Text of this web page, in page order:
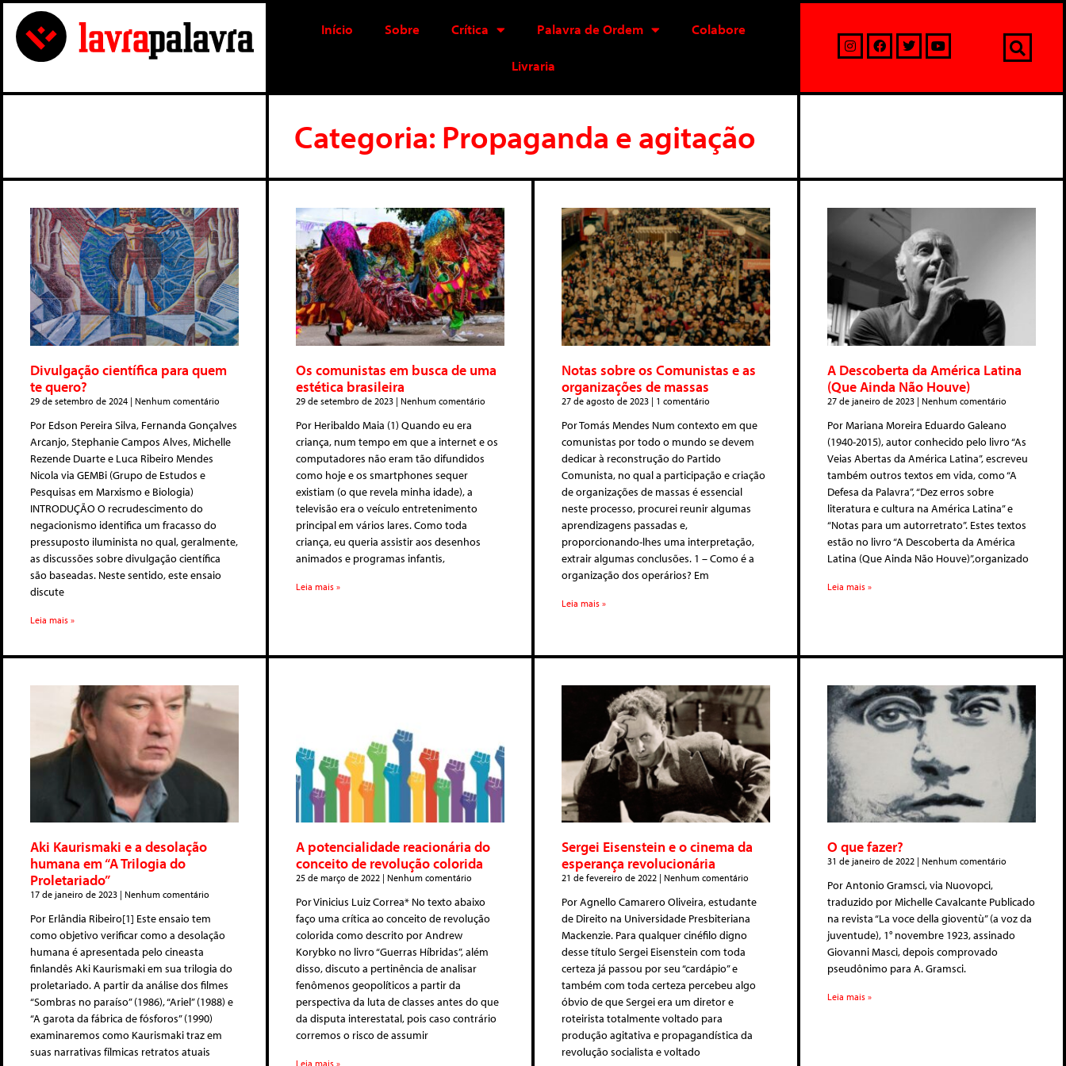
Início Sobre Crítica Palavra de Ordem Colabore
Livraria
Categoria: Propaganda e agitação
Divulgação científica para quem
te quero?
29 de setembro de 2024 Nenhum comentário
Por Edson Pereira Silva, Fernanda Gonçalves
Arcanjo, Stephanie Campos Alves, Michelle
Rezende Duarte e Luca Ribeiro Mendes
Nicola via GEMBi (Grupo de Estudos e
Pesquisas em Marxismo e Biologia)
INTRODUÇÃO O recrudescimento do
negacionismo identifica um fracasso do
pressuposto iluminista no qual, geralmente,
as discussões sobre divulgação científica
são baseadas. Neste sentido, este ensaio
discute
Leia mais »
Os comunistas em busca de uma
estética brasileira
29 de setembro de 2023 Nenhum comentário
Por Heribaldo Maia (1) Quando eu era
criança, num tempo em que a internet e os
computadores não eram tão difundidos
como hoje e os smartphones sequer
existiam (o que revela minha idade), a
televisão era o veículo entretenimento
principal em vários lares. Como toda
criança, eu queria assistir aos desenhos
animados e programas infantis,
Leia mais »
Notas sobre os Comunistas e as
organizações de massas
27 de agosto de 2023 1 comentário
Por Tomás Mendes Num contexto em que
comunistas por todo o mundo se devem
dedicar à reconstrução do Partido
Comunista, no qual a participação e criação
de organizações de massas é essencial
neste processo, procurei reunir algumas
aprendizagens passadas e,
proporcionando-lhes uma interpretação,
extrair algumas conclusões. 1 – Como é a
organização dos operários? Em
Leia mais »
A Descoberta da América Latina
(Que Ainda Não Houve)
27 de janeiro de 2023 Nenhum comentário
Por Mariana Moreira Eduardo Galeano
(1940-2015), autor conhecido pelo livro “As
Veias Abertas da América Latina”, escreveu
também outros textos em vida, como “A
Defesa da Palavra”, “Dez erros sobre
literatura e cultura na América Latina” e
“Notas para um autorretrato”. Estes textos
estão no livro “A Descoberta da América
Latina (Que Ainda Não Houve)”,organizado
Leia mais »
Aki Kaurismaki e a desolação
humana em “A Trilogia do
Proletariado”
17 de janeiro de 2023 Nenhum comentário
Por Erlândia Ribeiro[1] Este ensaio tem
como objetivo verificar como a desolação
humana é apresentada pelo cineasta
finlandês Aki Kaurismaki em sua trilogia do
proletariado. A partir da análise dos filmes
“Sombras no paraíso” (1986), “Ariel” (1988) e
“A garota da fábrica de fósforos” (1990)
examinaremos como Kaurismaki traz em
suas narrativas fílmicas retratos atuais
A potencialidade reacionária do
conceito de revolução colorida
25 de março de 2022 Nenhum comentário
Por Vinicius Luiz Correa* No texto abaixo
faço uma crítica ao conceito de revolução
colorida como descrito por Andrew
Korybko no livro “Guerras Híbridas”, além
disso, discuto a pertinência de analisar
fenômenos geopolíticos a partir da
perspectiva da luta de classes antes do que
da disputa interestatal, pois caso contrário
corremos o risco de assumir
Leia mais »
Sergei Eisenstein e o cinema da
esperança revolucionária
21 de fevereiro de 2022 Nenhum comentário
Por Agnello Camarero Oliveira, estudante
de Direito na Universidade Presbiteriana
Mackenzie. Para qualquer cinéfilo digno
desse título Sergei Eisenstein com toda
certeza já passou por seu “cardápio” e
também com toda certeza percebeu algo
óbvio de que Sergei era um diretor e
roteirista totalmente voltado para
produção agitativa e propagandística da
revolução socialista e voltado
O que fazer?
31 de janeiro de 2022 Nenhum comentário
Por Antonio Gramsci, via Nuovopci,
traduzido por Michelle Cavalcante Publicado
na revista “La voce della gioventù” (a voz da
juventude), 1° novembre 1923, assinado
Giovanni Masci, depois comprovado
pseudônimo para A. Gramsci.
Leia mais »